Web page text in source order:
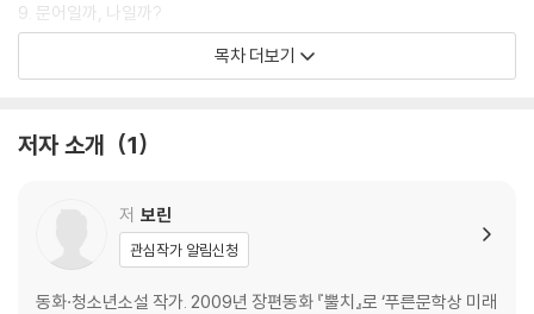
9. 문어일까, 나일까?
10. 잘 있어
목차 더보기
저자 소개 1
저 보린
관심작가 알림신청
동화·청소년소설 작가. 2009년 장편동화 『뿔치』로 ‘푸른문학상 미래